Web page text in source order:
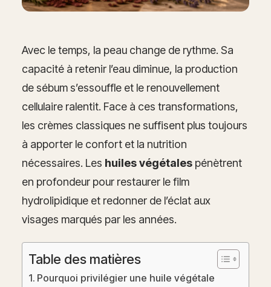
Avec le temps, la peau change de rythme. Sa
capacité à retenir l’eau diminue, la production
de sébum s’essouffle et le renouvellement
cellulaire ralentit. Face à ces transformations,
les crèmes classiques ne suffisent plus toujours
à apporter le confort et la nutrition
nécessaires. Les huiles végétales pénètrent
en profondeur pour restaurer le film
hydrolipidique et redonner de l’éclat aux
visages marqués par les années.
Table des matières
Pourquoi privilégier une huile végétale